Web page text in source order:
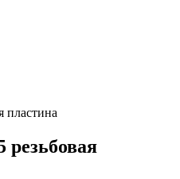
пластина
резьбовая